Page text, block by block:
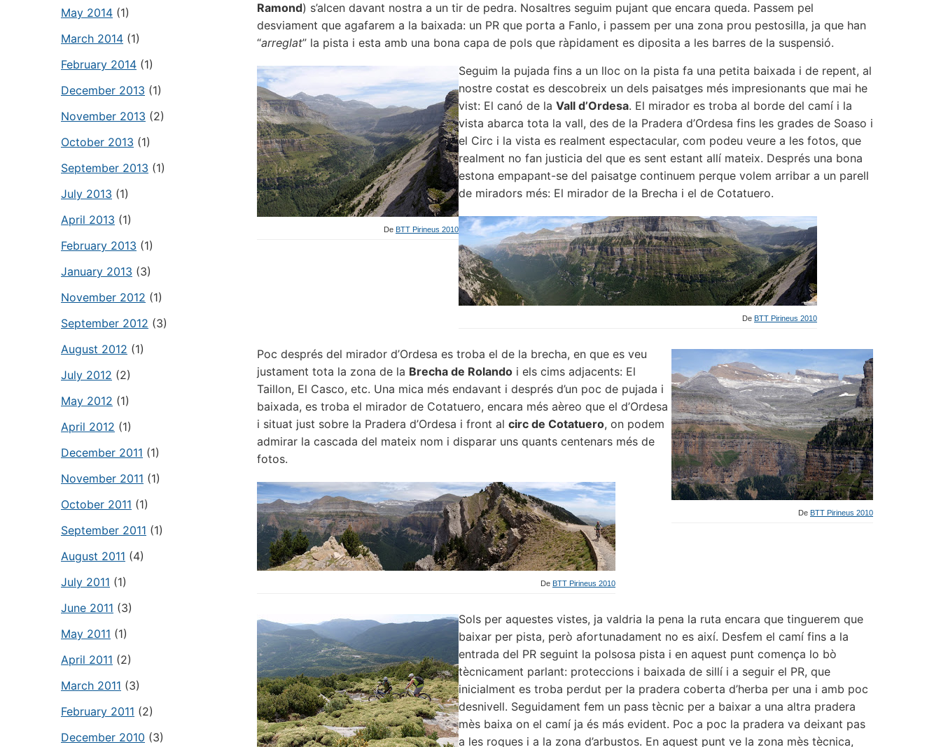
May 2014 (1)
March 2014 (1)
February 2014 (1)
December 2013 (1)
November 2013 (2)
October 2013 (1)
September 2013 (1)
July 2013 (1)
April 2013 (1)
February 2013 (1)
January 2013 (3)
November 2012 (1)
September 2012 (3)
August 2012 (1)
July 2012 (2)
May 2012 (1)
April 2012 (1)
December 2011 (1)
November 2011 (1)
October 2011 (1)
September 2011 (1)
August 2011 (4)
July 2011 (1)
June 2011 (3)
May 2011 (1)
April 2011 (2)
March 2011 (3)
February 2011 (2)
December 2010 (3)
Ramond) s’alcen davant nostra a un tir de pedra. Nosaltres seguim pujant que encara queda. Passem pel
desviament que agafarem a la baixada: un PR que porta a Fanlo, i passem per una zona prou pestosilla, ja que han
“arreglat” la pista i esta amb una bona capa de pols que ràpidament es diposita a les barres de la suspensió.
De BTT Pirineus 2010
Seguim la pujada fins a un lloc on la pista fa una petita baixada i de repent, al
nostre costat es descobreix un dels paisatges més impresionants que mai he
vist: El canó de la Vall d’Ordesa. El mirador es troba al borde del camí i la
vista abarca tota la vall, des de la Pradera d’Ordesa fins les grades de Soaso i
el Circ i la vista es realment espectacular, com podeu veure a les fotos, que
realment no fan justicia del que es sent estant allí mateix. Després una bona
estona empapant-se del paisatge continuem perque volem arribar a un parell
de miradors més: El mirador de la Brecha i el de Cotatuero.
De BTT Pirineus 2010
De BTT Pirineus 2010
Poc després del mirador d’Ordesa es troba el de la brecha, en que es veu
justament tota la zona de la Brecha de Rolando i els cims adjacents: El
Taillon, El Casco, etc. Una mica més endavant i després d’un poc de pujada i
baixada, es troba el mirador de Cotatuero, encara més aèreo que el d’Ordesa
i situat just sobre la Pradera d’Ordesa i front al circ de Cotatuero, on podem
admirar la cascada del mateix nom i disparar uns quants centenars més de
fotos.
De BTT Pirineus 2010
Sols per aquestes vistes, ja valdria la pena la ruta encara que tinguerem que
baixar per pista, però afortunadament no es així. Desfem el camí fins a la
entrada del PR seguint la polsosa pista i en aquest punt comença lo bò
tècnicament parlant: proteccions i baixada de sillí i a seguir el PR, que
inicialment es troba perdut per la pradera coberta d’herba per una i amb poc
desnivell. Seguidament fem un pass tècnic per a baixar a una altra pradera
mès baixa on el camí ja és más evident. Poc a poc la pradera va deixant pas
a les roques i a la zona d’arbustos. En aquest punt ve la zona mès tècnica,